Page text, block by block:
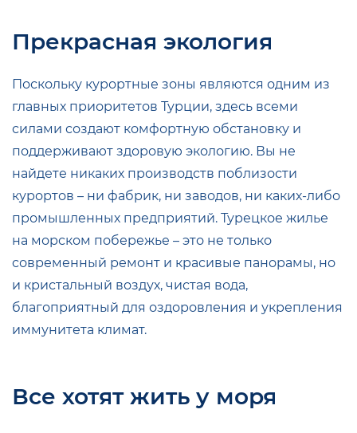
Прекрасная экология
Поскольку курортные зоны являются одним из
главных приоритетов Турции, здесь всеми
силами создают комфортную обстановку и
поддерживают здоровую экологию. Вы не
найдете никаких производств поблизости
курортов – ни фабрик, ни заводов, ни каких-либо
промышленных предприятий. Турецкое жилье
на морском побережье – это не только
современный ремонт и красивые панорамы, но
и кристальный воздух, чистая вода,
благоприятный для оздоровления и укрепления
иммунитета климат.
Все хотят жить у моря